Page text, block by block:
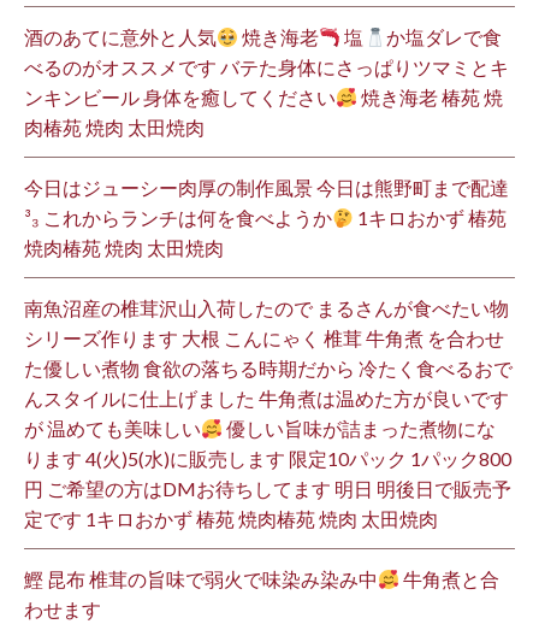
酒のあてに意外と人気 焼き海老 塩
か塩ダレで食
べるのがオススメです バテた身体にさっぱりツマミとキ
ンキンビール 身体を癒してください
焼き海老 椿苑 焼
肉椿苑 焼肉 太田焼肉
今日はジューシー肉厚の制作風景 今日は熊野町まで配達
³₃ これからランチは何を食べようか
1キロおかず 椿苑
焼肉椿苑 焼肉 太田焼肉
南魚沼産の椎茸沢山入荷したので まるさんが食べたい物
シリーズ作ります 大根 こんにゃく 椎茸 牛角煮 を合わせ
た優しい煮物 食欲の落ちる時期だから 冷たく食べるおで
んスタイルに仕上げました 牛角煮は温めた方が良いです
が 温めても美味しい
優しい旨味が詰まった煮物にな
ります 4(火)5(水)に販売します 限定10パック 1パック800
円 ご希望の方はDMお待ちしてます 明日 明後日で販売予
定です 1キロおかず 椿苑 焼肉椿苑 焼肉 太田焼肉
鰹 昆布 椎茸の旨味で弱火で味染み染み中
牛角煮と合
わせます